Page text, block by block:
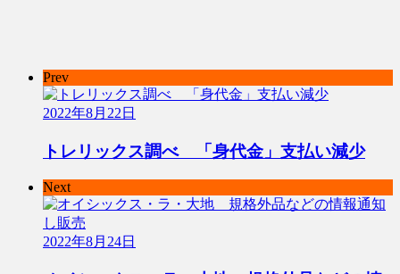
Prev
2022年8月22日
トレリックス調べ 「身代金」支払い減少
Next
2022年8月24日